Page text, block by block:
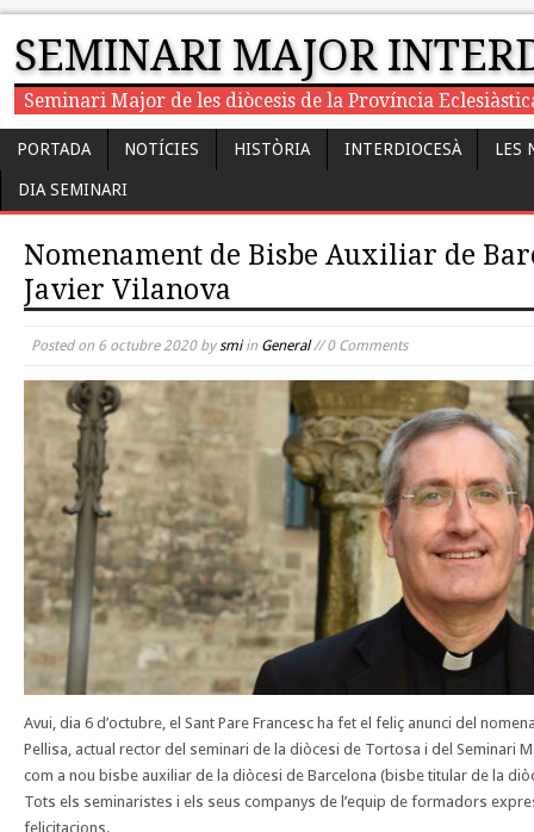
SEMINARI MAJOR
Seminari Major de les diòcesis de la Província
PORTADA NOTÍCIES HISTÒRIA INTERDIOCESÀ LES
DIA SEMINARI
Nomenament de Bisbe Auxiliar de
Javier Vilanova
Posted on 6 octubre 2020bysmiin General// 0 Comments
Avui, dia 6 d’octubre, el Sant Pare Francesc ha fet el feliç anunci del
Pellisa, actual rector del seminari de la diòcesi de Tortosa i del Seminari
com a nou bisbe auxiliar de la diòcesi de Barcelona (bisbe titular de la
Tots els seminaristes i els seus companys de l’equip de formadors
felicitacions.